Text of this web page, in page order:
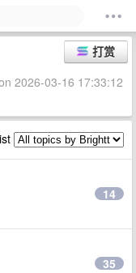
打赏
2026-03-16 17:33:12
14
35